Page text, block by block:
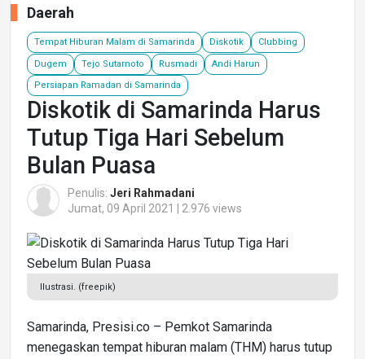
Daerah
Tempat Hiburan Malam di Samarinda Diskotik Clubbing
Dugem Tejo Sutarnoto Rusmadi Andi Harun
Persiapan Ramadan di Samarinda
Diskotik di Samarinda Harus
Tutup Tiga Hari Sebelum
Bulan Puasa
Penulis: Jeri Rahmadani
Jumat, 09 April 2021 | 2.976 views
Ilustrasi. (freepik)
Samarinda, Presisi.co – Pemkot Samarinda
menegaskan tempat hiburan malam (THM) harus tutup